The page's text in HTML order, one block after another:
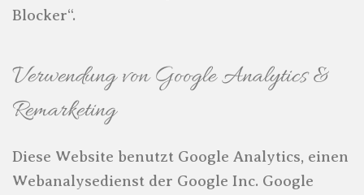
Blocker“.
Verwendung von Google Analytics &
Remarketing
Diese Website benutzt Google Analytics, einen
Webanalysedienst der Google Inc. Google